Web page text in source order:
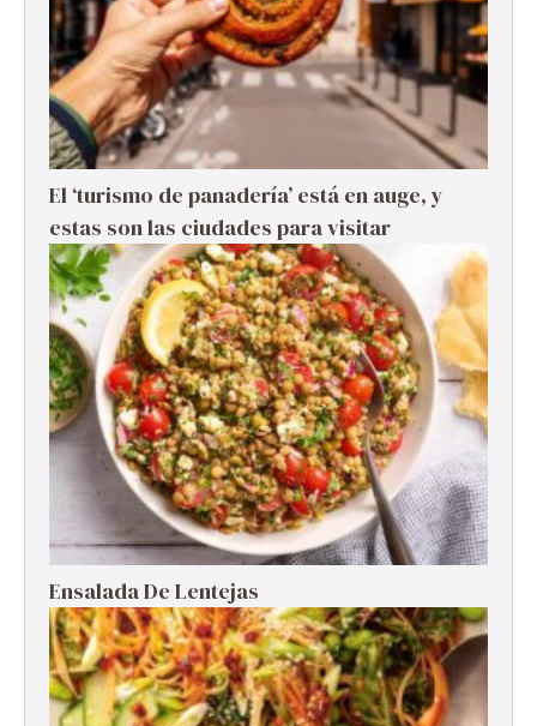
El ‘turismo de panadería’ está en auge, y
estas son las ciudades para visitar
Ensalada De Lentejas